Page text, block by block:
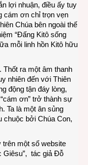
lợi nhuận, điều ấy tuy
cám ơn chỉ trọn vẹn
Chúa bên ngoài thế
“Đấng Kitô sống
mỗi linh hồn Kitô hữu
ra một âm thanh
nhiên đến với Thiên
động tận đáy lòng,
ơn” trở thành sự
Ta là một ân sủng
bởi Chúa Con,
trên một số website
Giêsu”, tác giả Đỗ